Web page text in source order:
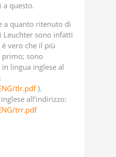
a questo.
a quanto ritenuto di
Leuchter sono infatti
è vero che il più
sono
lingua inglese al
tlr.pdf).
all’indirizzo:
trr.pdf